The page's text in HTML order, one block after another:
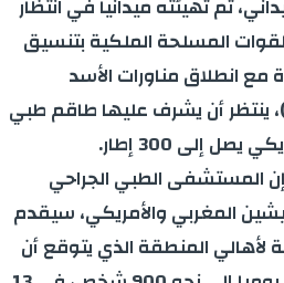
تم تهيئته ميدانيا في انتظار
المسلحة الملكية بتنسيق
مع انطلاق مناورات الأسد
(أفريكوم 2022)، ينتظر أن يشرف عليها طاقم طبي
إلى 300 إطار.
المستشفى الطبي الجراحي
المغربي والأمريكي، سيقدم
لأهالي المنطقة الذي يتوقع أن